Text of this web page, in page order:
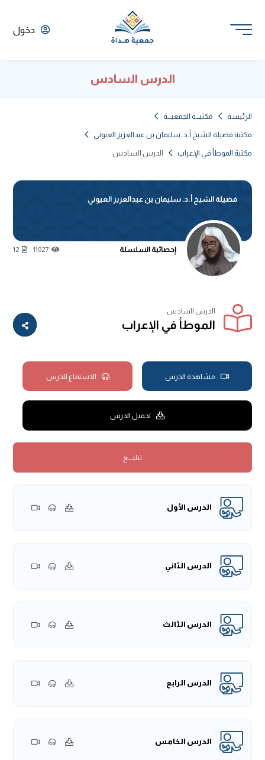
دخول
الدرس السادس
الرئيسة مكتبـــة الجمعيـــة
مكتبة فضيلة الشيخ أ.د. سليمان بن عبدالعزيز العيوني
مكتبة الموطأ في الإعراب الدرس السادس
فضيلة الشيخ أ.د. سليمان بن عبدالعزيز العيوني
إحصائية السلسلة 11027
12
الدرس السادس
الموطأ في الإعراب
مشاهدة الدرس الاستماع للدرس
تحميل الدرس
تبليــــغ
الدرس الأول
الدرس الثاني
الدرس الثالث
الدرس الرابع
الدرس الخامس